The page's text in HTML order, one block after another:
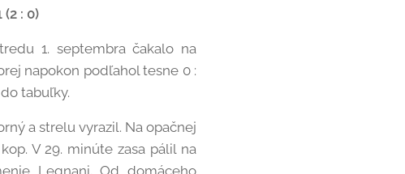
: 0)
1. septembra čakalo na
napokon podľahol tesne 0 :
tabuľky.
a strelu vyrazil. Na opačnej
V 29. minúte zasa pálil na